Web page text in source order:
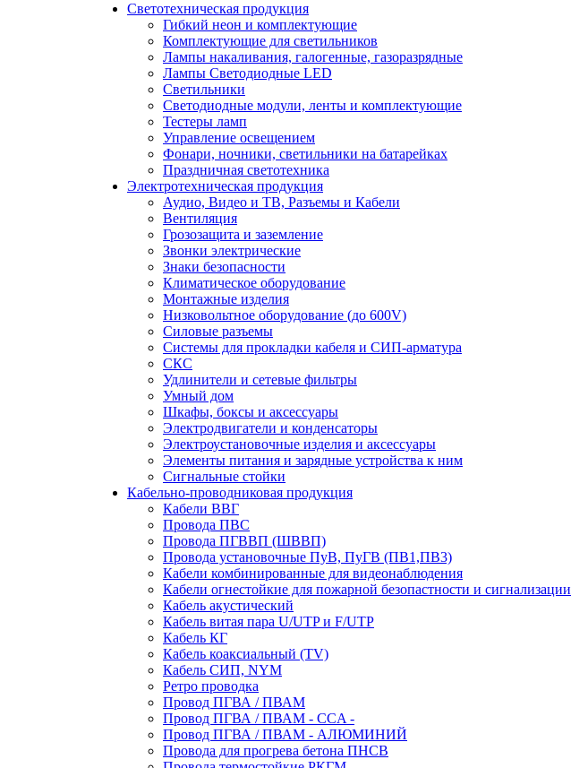
Светотехническая продукция
Гибкий неон и комплектующие
Комплектующие для светильников
Лампы накаливания, галогенные, газоразрядные
Лампы Светодиодные LED
Светильники
Светодиодные модули, ленты и комплектующие
Тестеры ламп
Управление освещением
Фонари, ночники, светильники на батарейках
Праздничная светотехника
Электротехническая продукция
Аудио, Видео и ТВ, Разъемы и Кабели
Вентиляция
Грозозащита и заземление
Звонки электрические
Знаки безопасности
Климатическое оборудование
Монтажные изделия
Низковольтное оборудование (до 600V)
Силовые разъемы
Системы для прокладки кабеля и СИП-арматура
СКС
Удлинители и сетевые фильтры
Умный дом
Шкафы, боксы и аксессуары
Электродвигатели и конденсаторы
Электроустановочные изделия и аксессуары
Элементы питания и зарядные устройства к ним
Сигнальные стойки
Кабельно-проводниковая продукция
Кабели ВВГ
Провода ПВС
Провода ПГВВП (ШВВП)
Провода установочные ПуВ, ПуГВ (ПВ1,ПВ3)
Кабели комбинированные для видеонаблюдения
Кабели огнестойкие для пожарной безопастности и сигнализации
Кабель акустический
Кабель витая пара U/UTP и F/UTP
Кабель КГ
Кабель коаксиальный (TV)
Кабель СИП, NYM
Ретро проводка
Провод ПГВА / ПВАМ
Провод ПГВА / ПВАМ - CCA -
Провод ПГВА / ПВАМ - АЛЮМИНИЙ
Провода для прогрева бетона ПНСВ